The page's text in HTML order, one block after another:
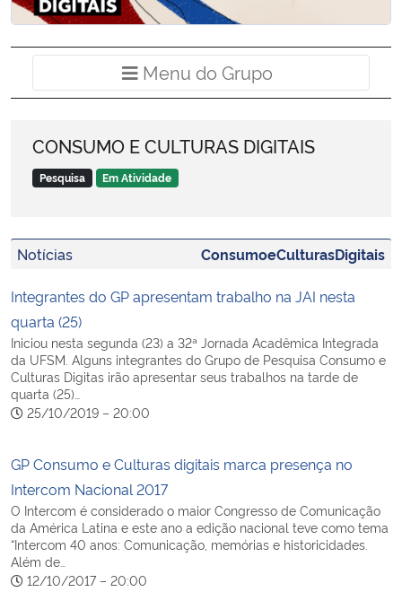
Ministério da Cidadania
Ministério da Ciência, Tecnologia, Inovações e Comunicações
Ministério do Turismo
Ministério do Desenvolvimento Regional
Controladoria-Geral da União
Ministério da Mulher, da Família e dos Direitos Humanos
Secretaria de Governo
Gabinete de Segurança Institucional
Advocacia-Geral da União
Menu do Grupo
CONSUMO E CULTURAS DIGITAIS
Pesquisa Em Atividade
Notícias ConsumoeCulturasDigitais
Integrantes do GP apresentam trabalho na JAI nesta
quarta (25)
Iniciou nesta segunda (23) a 32ª Jornada Acadêmica Integrada
da UFSM. Alguns integrantes do Grupo de Pesquisa Consumo e
Culturas Digitas irão apresentar seus trabalhos na tarde de
quarta (25)…
25/10/2019 – 20:00
GP Consumo e Culturas digitais marca presença no
Intercom Nacional 2017
O Intercom é considerado o maior Congresso de Comunicação
da América Latina e este ano a edição nacional teve como tema
“Intercom 40 anos: Comunicação, memórias e historicidades.
Além de…
12/10/2017 – 20:00